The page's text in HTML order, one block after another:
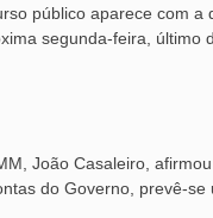
público aparece com
segunda-feira,
João Casaleiro,
do Governo, prevê-